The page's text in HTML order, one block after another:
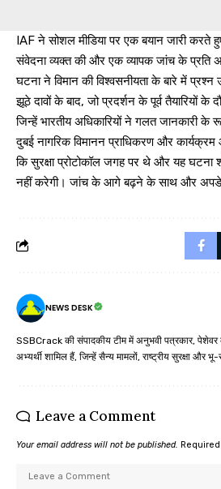
IAF ने सोशल मीडिया पर एक बयान जारी करते
संवेदना व्यक्त की और एक व्यापक जांच के प्रति
घटना ने विमान की विश्वसनीयता के बारे में
झूठे दावों के बाद, जो प्रदर्शन के पूर्व तैयारियों के
जिन्हें भारतीय अधिकारियों ने गलत जानकारी के
दुबई नागरिक विमानन प्राधिकरण और
कि सुरक्षा प्रोटोकॉल जगह पर थे और यह घटना
नहीं करेगी। जांच के आगे बढ़ने के साथ और अपडेट
NEWS DESK
SSBCrack की संपादकीय टीम में अनुभवी पत्रकार, पेशेवर
अभ्यर्थी शामिल हैं, जिन्हें सैन्य मामलों, राष्ट्रीय सुरक्षा और भू-
Leave a Comment
Your email address will not be published.